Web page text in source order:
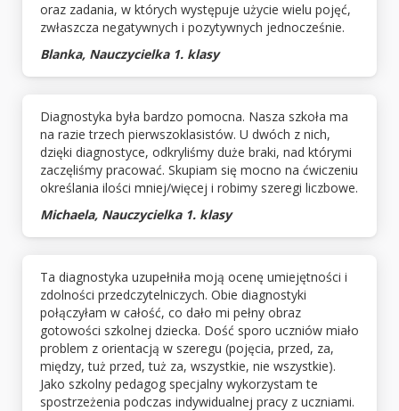
oraz zadania, w których występuje użycie wielu pojęć,
zwłaszcza negatywnych i pozytywnych jednocześnie.
Blanka, Nauczycielka 1. klasy
Diagnostyka była bardzo pomocna. Nasza szkoła ma
na razie trzech pierwszoklasistów. U dwóch z nich,
dzięki diagnostyce, odkryliśmy duże braki, nad którymi
zaczęliśmy pracować. Skupiam się mocno na ćwiczeniu
określania ilości mniej/więcej i robimy szeregi liczbowe.
Michaela, Nauczycielka 1. klasy
Ta diagnostyka uzupełniła moją ocenę umiejętności i
zdolności przedczytelniczych. Obie diagnostyki
połączyłam w całość, co dało mi pełny obraz
gotowości szkolnej dziecka. Dość sporo uczniów miało
problem z orientacją w szeregu (pojęcia, przed, za,
między, tuż przed, tuż za, wszystkie, nie wszystkie).
Jako szkolny pedagog specjalny wykorzystam te
spostrzeżenia podczas indywidualnej pracy z uczniami.